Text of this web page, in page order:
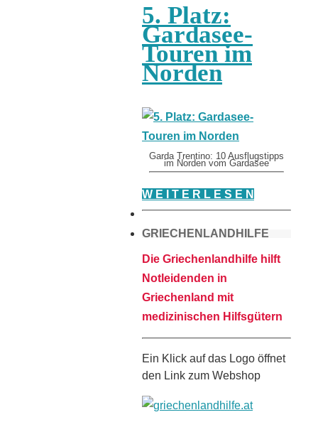
5. Platz:
Gardasee-
Touren im
Norden
Garda Trentino: 10 Ausflugstipps
im Norden vom Gardasee
W E I T E R L E S E N
GRIECHENLANDHILFE
Die Griechenlandhilfe hilft
Notleidenden in
Griechenland mit
medizinischen Hilfsgütern
Ein Klick auf das Logo öffnet
den Link zum Webshop